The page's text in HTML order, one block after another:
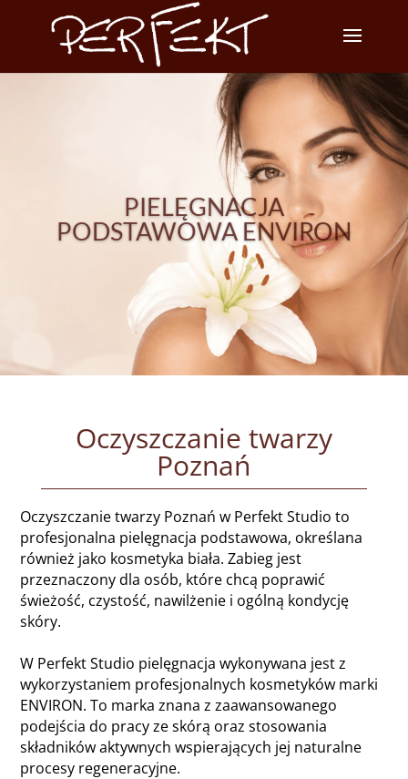
PIELĘGNACJA
PODSTAWOWA ENVIRON
Oczyszczanie twarzy
Poznań
Oczyszczanie twarzy Poznań w Perfekt Studio to
profesjonalna pielęgnacja podstawowa, określana
również jako kosmetyka biała. Zabieg jest
przeznaczony dla osób, które chcą poprawić
świeżość, czystość, nawilżenie i ogólną kondycję
skóry.
W Perfekt Studio pielęgnacja wykonywana jest z
wykorzystaniem profesjonalnych kosmetyków marki
ENVIRON. To marka znana z zaawansowanego
podejścia do pracy ze skórą oraz stosowania
składników aktywnych wspierających jej naturalne
procesy regeneracyjne.